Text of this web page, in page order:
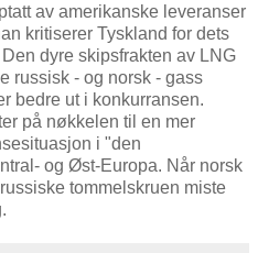
av amerikanske leveranser
kritiserer Tyskland for dets
dyre skipsfrakten av LNG
russisk - og norsk - gass
bedre ut i konkurransen.
på nøkkelen til en mer
i "den
og Øst-Europa. Når norsk
tommelskruen miste